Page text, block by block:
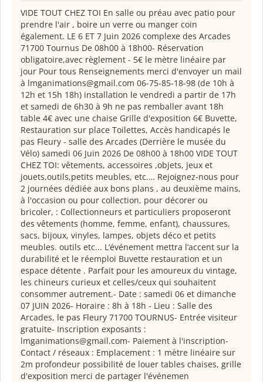
VIDE TOUT CHEZ TOI En salle ou préau avec patio pour
prendre l'air , boire un verre ou manger coin
également. LE 6 ET 7 Juin 2026 complexe des Arcades
71700 Tournus De 08h00 à 18h00- Réservation
obligatoire,avec règlement - 5€ le mètre linéaire par
jour Pour tous Renseignements merci d'envoyer un mail
à lmganimations@gmail.com 06-75-85-18-98 (de 10h à
12h et 15h 18h) installation le vendredi a partir de 17h
et samedi de 6h30 à 9h ne pas remballer avant 18h
table 4€ avec une chaise Grille d'exposition 6€ Buvette,
Restauration sur place Toilettes, Accès handicapés le
pas Fleury - salle des Arcades (Derrière le musée du
Vélo) samedi 06 Juin 2026 De 08h00 à 18h00 VIDE TOUT
CHEZ TOI: vêtements, accessoires ,objets, jeux et
jouets,outils,petits meubles, etc.… Rejoignez-nous pour
2 journées dédiée aux bons plans , au deuxième mains,
à l'occasion ou pour collection, pour décorer ou
bricoler, : Collectionneurs et particuliers proposeront
des vêtements (homme, femme, enfant), chaussures,
sacs, bijoux, vinyles, lampes, objets déco et petits
meubles. outils etc... L’événement mettra l’accent sur la
durabilité et le réemploi Buvette restauration et un
espace détente . Parfait pour les amoureux du vintage,
les chineurs curieux et celles/ceux qui souhaitent
consommer autrement.- Date : samedi 06 et dimanche
07 JUIN 2026- Horaire : 8h à 18h - Lieu : Salle des
Arcades, le pas Fleury 71700 TOURNUS- Entrée visiteur
gratuite- Inscription exposants :
lmganimations@gmail.com- Paiement à l'inscription-
Contact / réseaux : Emplacement : 1 mètre linéaire sur
2m profondeur possibilité de louer tables chaises, grille
d'exposition merci de partager l'événemen